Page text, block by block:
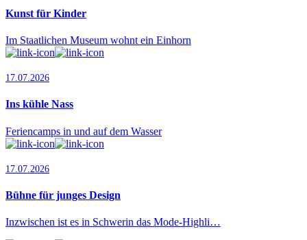
Kunst für Kinder
Im Staatlichen Museum wohnt ein Einhorn
17.07.2026
Ins kühle Nass
Feriencamps in und auf dem Wasser
17.07.2026
Bühne für junges Design
Inzwischen ist es in Schwerin das Mode-Highli…